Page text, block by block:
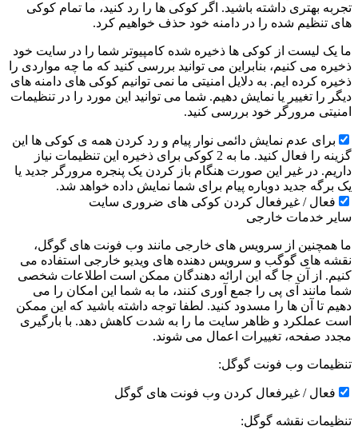
تجربه بهتری داشته باشید. اگر کوکی ها را رد کنید، ما تمام کوکی
های تنظیم شده را در دامنه خود حذف خواهیم کرد.
ما یک لیست از کوکی ها ذخیره شده کامپیوتر شما را در سایت خود
ذخیره می کنیم، بنابراین می توانید بررسی کنید که ما چه مواردی را
ذخیره کرده ایم. به دلایل امنیتی ما نمی توانیم کوکی های دامنه های
دیگر را تغییر یا نمایش دهیم. شما می توانید این مورد را در تنظیمات
امنیتی مرورگر خود بررسی کنید.
برای عدم نمایش دائمی نوار پیام و رد کردن همه ی کوکی ها این
گزینه را فعال کنید. ما به 2 کوکی برای ذخیره این تنظیمات نیاز
داریم. در غیر این صورت هنگام باز کردن یک پنجره مرورگر جدید یا
یک برگه جدید دوباره پیام برای شما نمایش داده خواهد شد.
فعال / غیرفعال کردن کوکی های ضروری سایت
سایر خدمات خارجی
ما همچنین از سرویس های خارجی مانند وب فونت های گوگل،
نقشه های گوگب و سرویس دهنده های ویدیو خارجی استفاده می
کنیم. از آن جا گه این ارائه دهندگان ممکن است اطلاعات شخصی
شما مانند آی پی را جمع آوری کنند، ما به شما این امکان را می
دهیم تا آن ها را مسدود کنید. لطفا توجه داشته باشید که این ممکن
است عملکرد و ظاهر سایت ما را به شدت کاهش دهد. با بارگیری
مجدد صفحه، تغییرات اعمال می شوند.
تنظیمات وب فونت گوگل:
فعال / غیرفعال کردن وب فونت های گوگل
تنظیمات نقشه گوگل: